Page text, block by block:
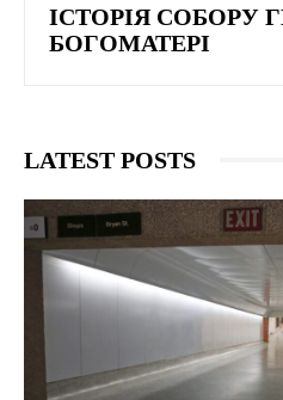
ІСТОРІЯ СОБОРУ
БОГОМАТЕРІ
LATEST POSTS